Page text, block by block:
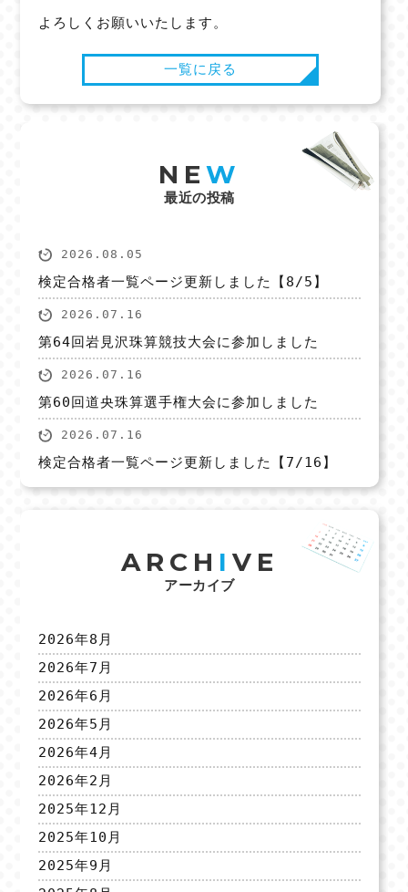
よろしくお願いいたします。
一覧に戻る
NE W
最近の投稿
2026.08.05
検定合格者一覧ページ更新しました【8/5】
2026.07.16
第64回岩見沢珠算競技大会に参加しました
2026.07.16
第60回道央珠算選手権大会に参加しました
2026.07.16
検定合格者一覧ページ更新しました【7/16】
ARCH I VE
アーカイブ
2026年8月
2026年7月
2026年6月
2026年5月
2026年4月
2026年2月
2025年12月
2025年10月
2025年9月